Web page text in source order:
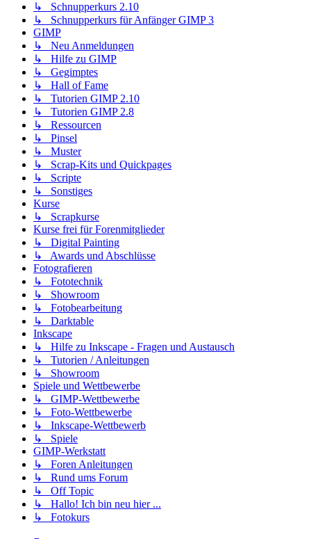
↳ Schnupperkurs 2.10
↳ Schnupperkurs für Anfänger GIMP 3
GIMP
↳ Neu Anmeldungen
↳ Hilfe zu GIMP
↳ Gegimptes
↳ Hall of Fame
↳ Tutorien GIMP 2.10
↳ Tutorien GIMP 2.8
↳ Ressourcen
↳ Pinsel
↳ Muster
↳ Scrap-Kits und Quickpages
↳ Scripte
↳ Sonstiges
Kurse
↳ Scrapkurse
Kurse frei für Forenmitglieder
↳ Digital Painting
↳ Awards und Abschlüsse
Fotografieren
↳ Fototechnik
↳ Showroom
↳ Fotobearbeitung
↳ Darktable
Inkscape
↳ Hilfe zu Inkscape - Fragen und Austausch
↳ Tutorien / Anleitungen
↳ Showroom
Spiele und Wettbewerbe
↳ GIMP-Wettbewerbe
↳ Foto-Wettbewerbe
↳ Inkscape-Wettbewerb
↳ Spiele
GIMP-Werkstatt
↳ Foren Anleitungen
↳ Rund ums Forum
↳ Off Topic
↳ Hallo! Ich bin neu hier ...
↳ Fotokurs